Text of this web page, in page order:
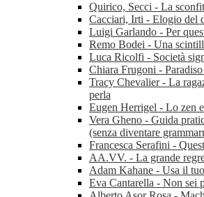
Quirico, Secci - La
Cacciari, Irti - Elogio del
Luigi Garlando - Per
Remo Bodei - Una
Luca Ricolfi - Società
Chiara Frugoni -
Tracy Chevalier - La
perla
Eugen Herrigel - Lo zen
Vera Gheno - Guida
(senza diventare
Francesca Serafini -
AA.VV. - La grande
Adam Kahane - Usa il
Eva Cantarella - Non sei